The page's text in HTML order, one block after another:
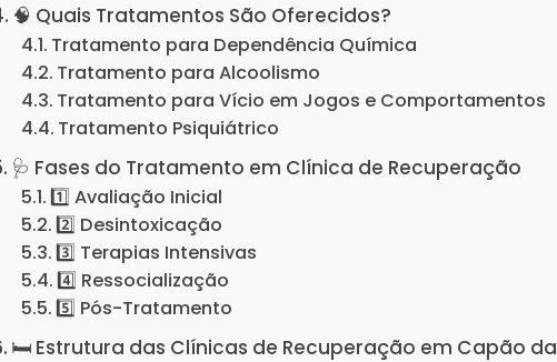
🧠 Quais Tratamentos São Oferecidos?
Tratamento para Dependência Química
Tratamento para Alcoolismo
Tratamento para Vício em Jogos e Comportamentos
Tratamento Psiquiátrico
🩺 Fases do Tratamento em Clínica de Recuperação
1️⃣ Avaliação Inicial
2️⃣ Desintoxicação
3️⃣ Terapias Intensivas
4️⃣ Ressocialização
5️⃣ Pós-Tratamento
🛏️ Estrutura das Clínicas de Recuperação em Capão da